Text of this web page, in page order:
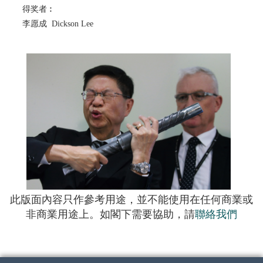
得奖者︰
李愿成 Dickson Lee
此版面內容只作參考用途，並不能使用在任何商業或
非商業用途上。如閣下需要協助，請聯絡我們